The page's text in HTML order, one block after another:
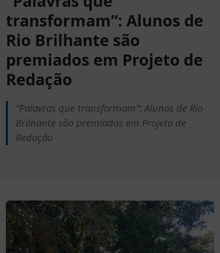
transformam”: Alunos de
Rio Brilhante são
premiados em Projeto de
Redação
“Palavras que transformam”: Alunos de Rio
Brilhante são premiados em Projeto de
Redação